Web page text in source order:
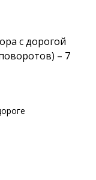
с дорогой
– 7